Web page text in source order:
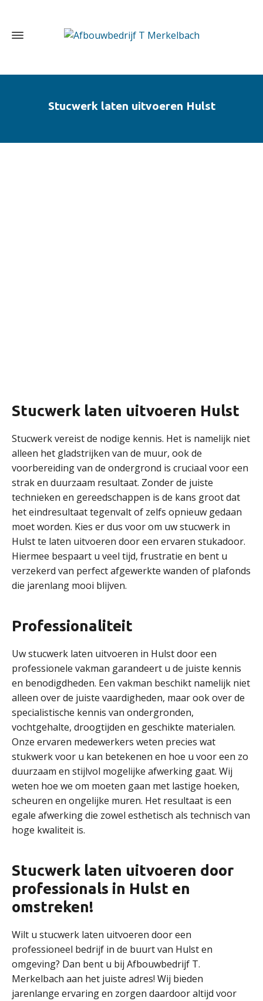
Stucwerk laten uitvoeren Hulst
Stucwerk laten uitvoeren Hulst
Stucwerk vereist de nodige kennis. Het is namelijk niet
alleen het gladstrijken van de muur, ook de
voorbereiding van de ondergrond is cruciaal voor een
strak en duurzaam resultaat. Zonder de juiste
technieken en gereedschappen is de kans groot dat
het eindresultaat tegenvalt of zelfs opnieuw gedaan
moet worden. Kies er dus voor om uw stucwerk in
Hulst te laten uitvoeren door een ervaren stukadoor.
Hiermee bespaart u veel tijd, frustratie en bent u
verzekerd van perfect afgewerkte wanden of plafonds
die jarenlang mooi blijven.
Professionaliteit
Uw stucwerk laten uitvoeren in Hulst door een
professionele vakman garandeert u de juiste kennis
en benodigdheden. Een vakman beschikt namelijk niet
alleen over de juiste vaardigheden, maar ook over de
specialistische kennis van ondergronden,
vochtgehalte, droogtijden en geschikte materialen.
Onze ervaren medewerkers weten precies wat
stukwerk voor u kan betekenen en hoe u voor een zo
duurzaam en stijlvol mogelijke afwerking gaat. Wij
weten hoe we om moeten gaan met lastige hoeken,
scheuren en ongelijke muren. Het resultaat is een
egale afwerking die zowel esthetisch als technisch van
hoge kwaliteit is.
Stucwerk laten uitvoeren door
professionals in Hulst en
omstreken!
Wilt u stucwerk laten uitvoeren door een
professioneel bedrijf in de buurt van Hulst en
omgeving? Dan bent u bij Afbouwbedrijf T.
Merkelbach aan het juiste adres! Wij bieden
jarenlange ervaring en zorgen daardoor altijd voor